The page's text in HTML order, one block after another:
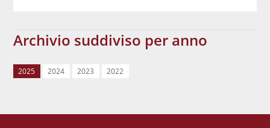
Archivio suddiviso per anno
2025 2024 2023 2022